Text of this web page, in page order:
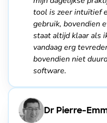
tool is zeer intuïtief
gebruik, bovendien
staat altijd klaar als
vandaag erg
bovendien niet
software.
Dr Pierre-